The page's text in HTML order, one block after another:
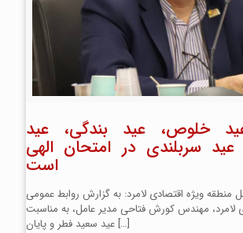
خلوص، عید بندگی، عید
سربلندی در امتحان الهی
است
منطقه ویژه اقتصادی لامرد: به گزارش روابط عمومی
لامرد، مهندس کورش فتاحی مدیر عامل، به مناسبت
عید سعید فطر و پایان[…]